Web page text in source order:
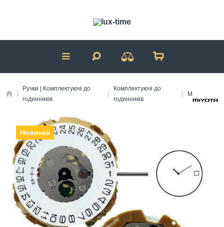
Ручки | Комплектуючі до
годинників
Комплектуючі до
годинників
Механізми
Новинка